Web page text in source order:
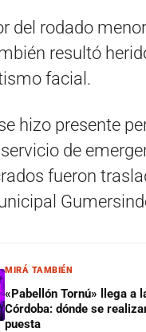
del rodado
resultó
facial.
hizo presente
de
fueron
MIRÁ TAMBIÉN
«Pabellón Tornú» llega a
Córdoba: dónde se
puesta